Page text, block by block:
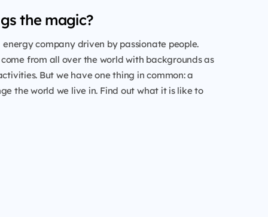
the magic?
energy company driven by passionate people.
from all over the world with backgrounds as
But we have one thing in common: a
the world we live in. Find out what it is like to